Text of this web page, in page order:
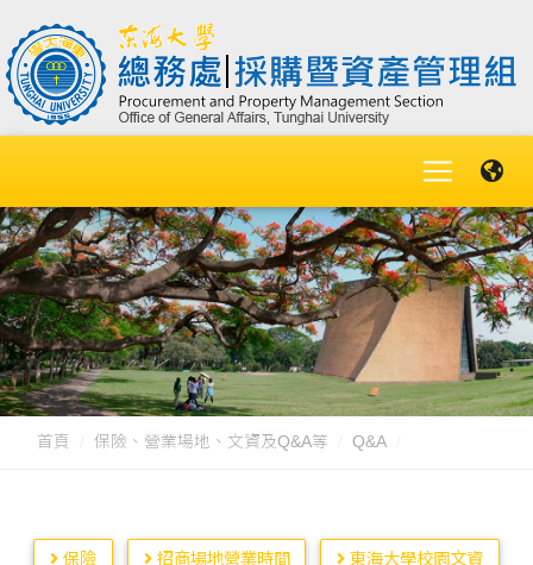
首頁 保險、營業場地、文資及Q&A等 Q&A
保險 招商場地營業時間 東海大學校園文資